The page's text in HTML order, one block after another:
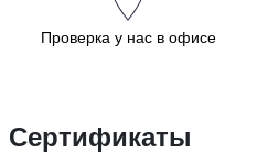
Проверка у нас в офисе
Сертификаты